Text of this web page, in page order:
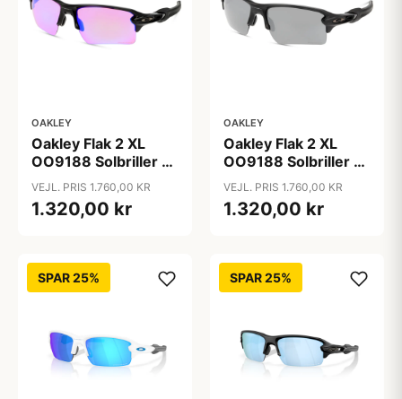
OAKLEY
Oakley Flak 2 XL
OO9188 Solbriller -
Firkantede Sort
Spejlede Linser
VEJL. PRIS 1.760,00 KR
1.320,00 kr
OAKLEY
Oakley Flak 2 XL
OO9188 Solbriller -
Firkantede Sort
Spejlede Linser
VEJL. PRIS 1.760,00 KR
1.320,00 kr
SPAR 25% SPAR 25%